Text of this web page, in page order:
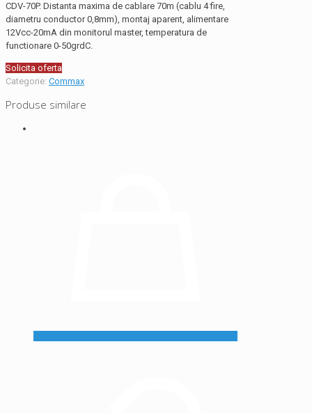
CDV-70P. Distanta maxima de cablare 70m (cablu 4 fire,
diametru conductor 0,8mm), montaj aparent, alimentare
12Vcc-20mA din monitorul master, temperatura de
functionare 0-50grdC.
Solicita oferta
Categorie: Commax
Produse similare